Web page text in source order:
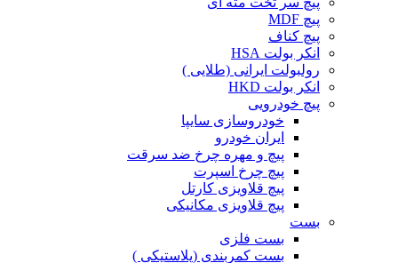
پیچ MDF
پیچ کناف
انکر بولت HSA
رولبولت ایرانی (طلایی )
انکر بولت HKD
پیچ خودرویی
خودروسازی سایپا
ایران خودرو
پیچ و مهره چرخ ضد سرقت
پیچ چرخ اسپرت
پیچ قلاویزی کارتل
پیچ قلاویزی مکانیکی
بست
بست فلزی
بست کمربندی (پلاستیکی )